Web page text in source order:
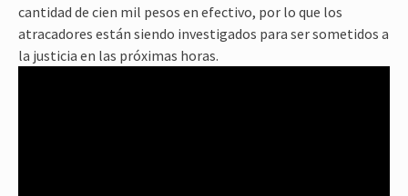
cantidad de cien mil pesos en efectivo, por lo que los
atracadores están siendo investigados para ser sometidos a
la justicia en las próximas horas.